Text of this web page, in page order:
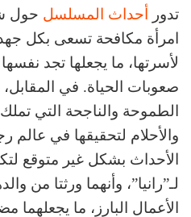
تدور أحداث المسلسل حول
امرأة مكافحة تسعى بكل
لأسرتها، ما يجعلها تجد
صعوبات الحياة. في المقابل،
الطموحة والناجحة التي
والأحلام لتحقيقها في عالم
الأحداث بشكل غير متوقع
لـ”رانيا”، وأنهما ورثتا من
الأعمال البارز، ما يجعلهما